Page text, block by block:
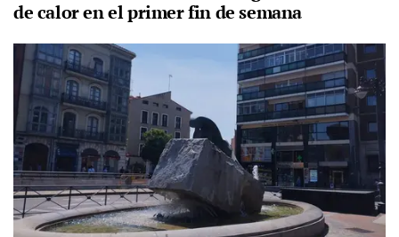
de calor en el primer fin de semana